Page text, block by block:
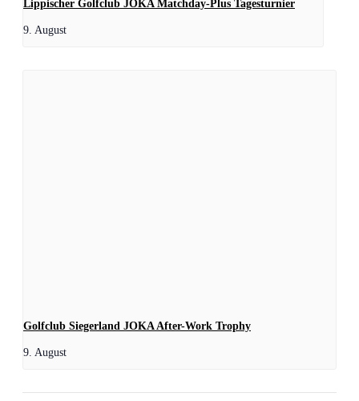
Lippischer Golfclub JOKA Matchday-Plus Tagesturnier
9. August
Golfclub Siegerland JOKA After-Work Trophy
9. August